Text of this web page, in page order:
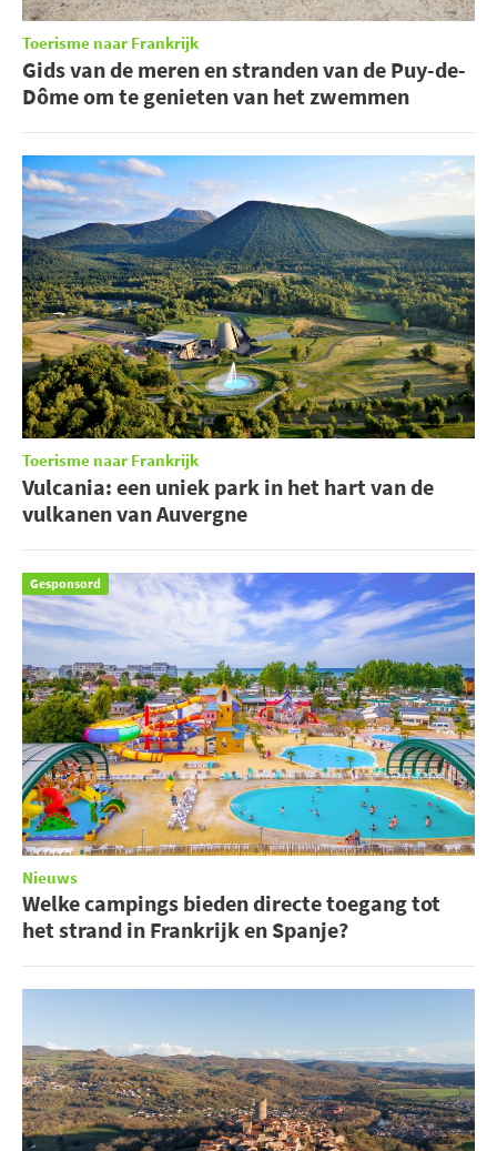
Toerisme naar Frankrijk
Gids van de meren en stranden van de Puy-de-
Dôme om te genieten van het zwemmen
Toerisme naar Frankrijk
Vulcania: een uniek park in het hart van de
vulkanen van Auvergne
Gesponsord
Nieuws
Welke campings bieden directe toegang tot
het strand in Frankrijk en Spanje?